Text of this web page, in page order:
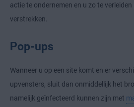
actie te ondernemen en u zo te
verstrekken.
Pop-ups
Wanneer u op een site komt en er
upvensters, sluit dan onmiddellijk het
namelijk geïnfecteerd kunnen zijn met